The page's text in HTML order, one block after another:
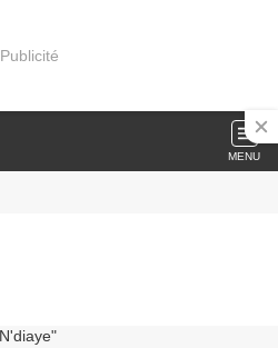
Publicité
MENU